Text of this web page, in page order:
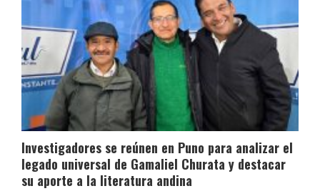
Investigadores se reúnen en Puno para analizar el
legado universal de Gamaliel Churata y destacar
su aporte a la literatura andina